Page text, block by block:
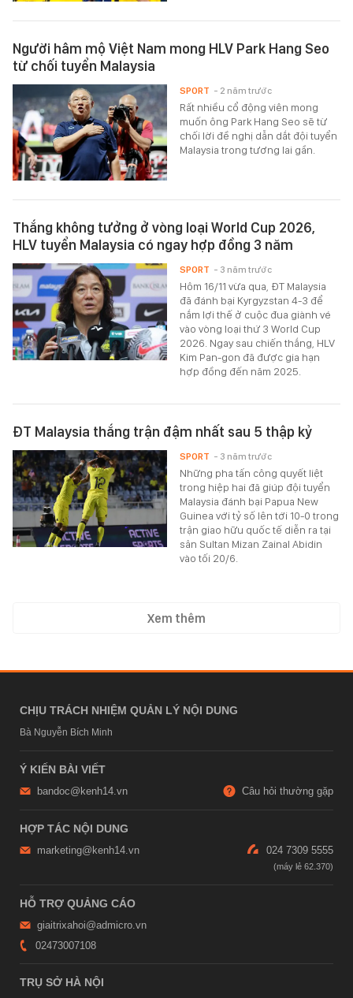
Người hâm mộ Việt Nam mong HLV Park Hang Seo
từ chối tuyển Malaysia
Rất nhiều cổ động viên mong
muốn ông Park Hang Seo sẽ từ
chối lời đề nghị dẫn dắt đội tuyển
Malaysia trong tương lai gần.
SPORT - 2 năm trước
Thắng không tưởng ở vòng loại World Cup 2026,
HLV tuyển Malaysia có ngay hợp đồng 3 năm
Hôm 16/11 vừa qua, ĐT Malaysia
đã đánh bại Kyrgyzstan 4-3 để
nắm lợi thế ở cuộc đua giành vé
vào vòng loại thứ 3 World Cup
2026. Ngay sau chiến thắng, HLV
Kim Pan-gon đã được gia hạn
hợp đồng đến năm 2025.
SPORT - 3 năm trước
ĐT Malaysia thắng trận đậm nhất sau 5 thập kỷ
Những pha tấn công quyết liệt
trong hiệp hai đã giúp đội tuyển
Malaysia đánh bại Papua New
Guinea với tỷ số lên tới 10-0 trong
trận giao hữu quốc tế diễn ra tại
sân Sultan Mizan Zainal Abidin
vào tối 20/6.
SPORT - 3 năm trước
Xem thêm
CHỊU TRÁCH NHIỆM QUẢN LÝ NỘI DUNG
Bà Nguyễn Bích Minh
Ý KIẾN BÀI VIẾT
bandoc@kenh14.vn Câu hỏi thường gặp
HỢP TÁC NỘI DUNG
marketing@kenh14.vn 024 7309 5555
HỖ TRỢ QUẢNG CÁO
giaitrixahoi@admicro.vn
02473007108
TRỤ SỞ HÀ NỘI